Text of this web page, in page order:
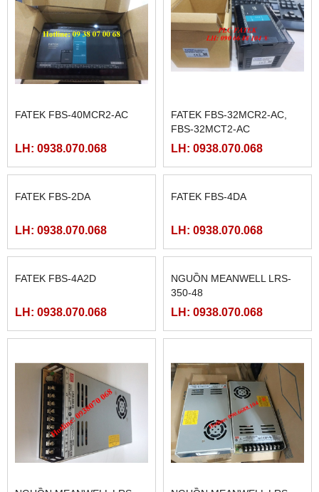
FATEK FBS-40MCR2-AC
LH: 0938.070.068
FATEK FBS-32MCR2-AC,
FBS-32MCT2-AC
LH: 0938.070.068
FATEK FBS-2DA
LH: 0938.070.068
FATEK FBS-4DA
LH: 0938.070.068